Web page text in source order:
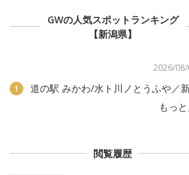
GWの人気スポットランキング
【新潟県】
2026/
1
道の駅 みかわ/水ト川ノとうふや／
もっ
閲覧履歴